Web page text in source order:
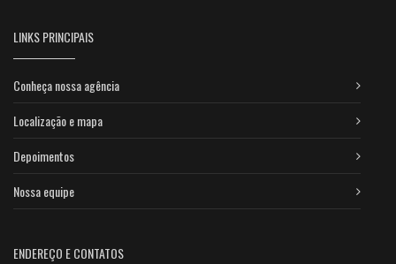
LINKS PRINCIPAIS
Conheça nossa agência
Localização e mapa
Depoimentos
Nossa equipe
ENDEREÇO E CONTATOS